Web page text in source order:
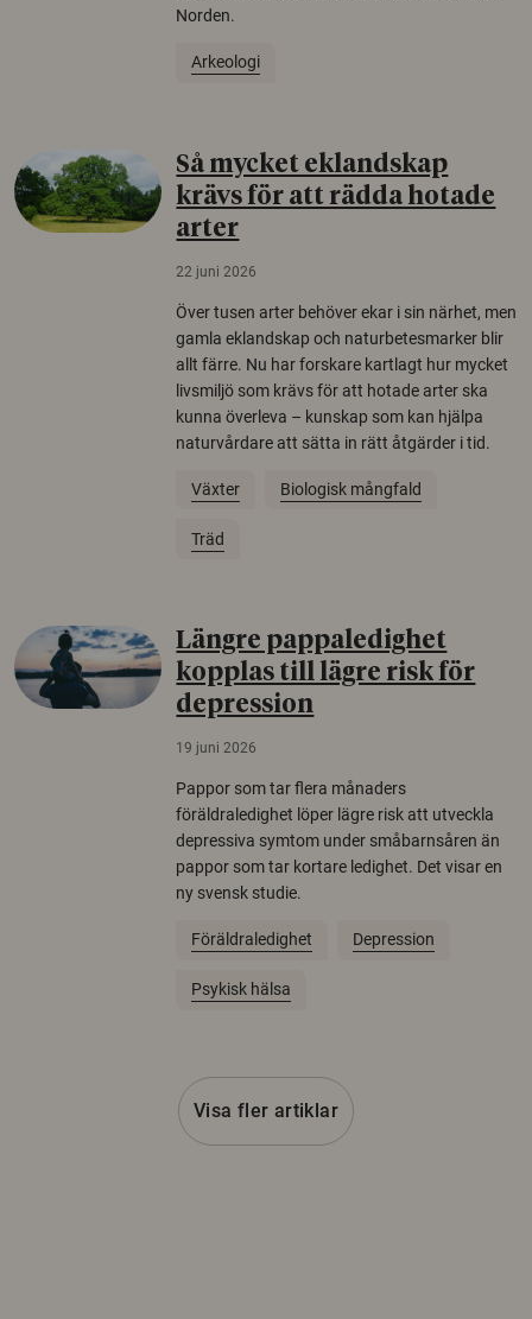
Norden.
Arkeologi
Så mycket eklandskap
krävs för att rädda hotade
arter
22 juni 2026
Över tusen arter behöver ekar i sin närhet, men
gamla eklandskap och naturbetesmarker blir
allt färre. Nu har forskare kartlagt hur mycket
livsmiljö som krävs för att hotade arter ska
kunna överleva – kunskap som kan hjälpa
naturvårdare att sätta in rätt åtgärder i tid.
Växter Biologisk mångfald
Träd
Längre pappaledighet
kopplas till lägre risk för
depression
19 juni 2026
Pappor som tar flera månaders
föräldraledighet löper lägre risk att utveckla
depressiva symtom under småbarnsåren än
pappor som tar kortare ledighet. Det visar en
ny svensk studie.
Föräldraledighet Depression
Psykisk hälsa
Visa fler artiklar